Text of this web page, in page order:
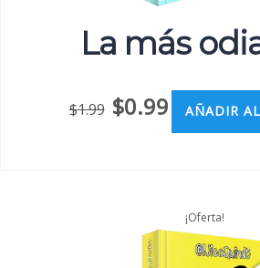
La más
$1.99 $0.99 AÑADIR
¡Oferta!